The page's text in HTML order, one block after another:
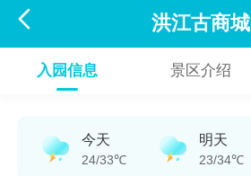
 洪江古商城
入园信息 景区介绍
今天
24/33℃
明天
23/34℃